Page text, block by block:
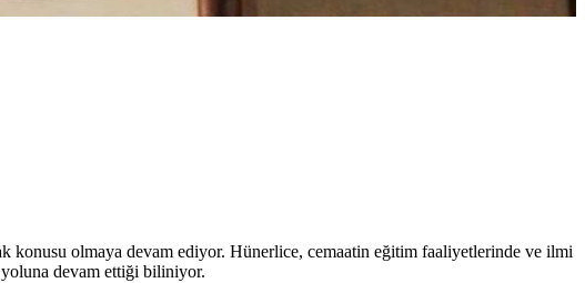
konusu olmaya devam ediyor. Hünerlice, cemaatin eğitim faaliyetlerinde ve ilmi
devam ettiği biliniyor.